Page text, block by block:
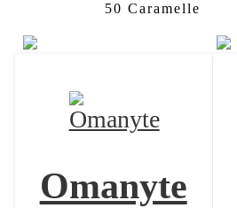
50 Caramelle
Omanyte